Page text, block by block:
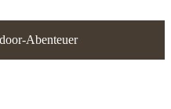
Abenteuer